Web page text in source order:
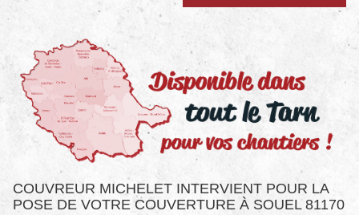
COUVREUR MICHELET INTERVIENT POUR LA
POSE DE VOTRE COUVERTURE À SOUEL 81170